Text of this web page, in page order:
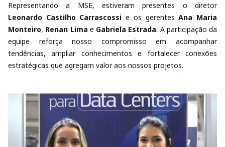
Representando a MSE, estiveram presentes o diretor
Leonardo Castilho Carrascossi e os gerentesAna Maria
Monteiro, Renan Lima e Gabriela Estrada. A participação da
equipe reforça nosso compromisso em acompanhar
tendências, ampliar conhecimentos e fortalecer conexões
estratégicas que agregam valor aos nossos projetos.